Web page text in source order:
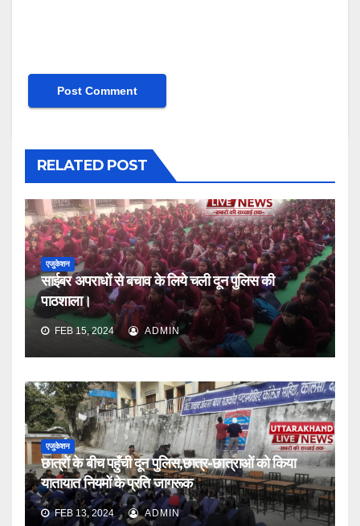
RELATED POST
एजुकेशन
साईबर अपराधों से बचाव के लिये चली दून पुलिस की
पाठशाला।
FEB 15, 2024 ADMIN
एजुकेशन
छात्रों के बीच पहुँची दून पुलिस,छात्र-छात्राओं को किया
यातायात नियमों के प्रति जागरूक
FEB 13, 2024 ADMIN